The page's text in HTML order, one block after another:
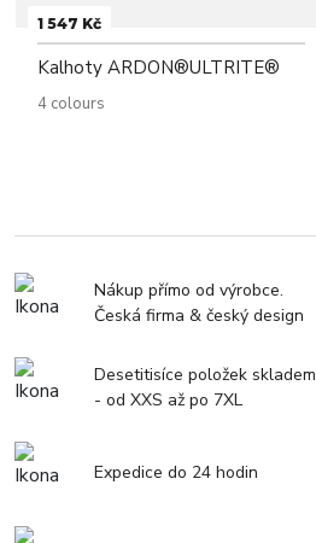
1 547 Kč
Kalhoty ARDON®ULTRITE®
4 colours
Nákup přímo od výrobce.
Česká firma & český design
Desetitisíce položek skladem
- od XXS až po 7XL
Expedice do 24 hodin